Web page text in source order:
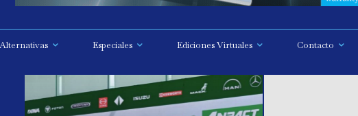
Alternativas Especiales Ediciones Virtuales Contacto